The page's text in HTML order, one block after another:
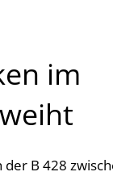
im
B 428